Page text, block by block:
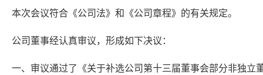
本次会议符合《公司法》和《公司章程》的有关规定。
公司董事经认真审议，形成如下决议：
一、审议通过了《关于补选公司第十三届董事会部分非独立